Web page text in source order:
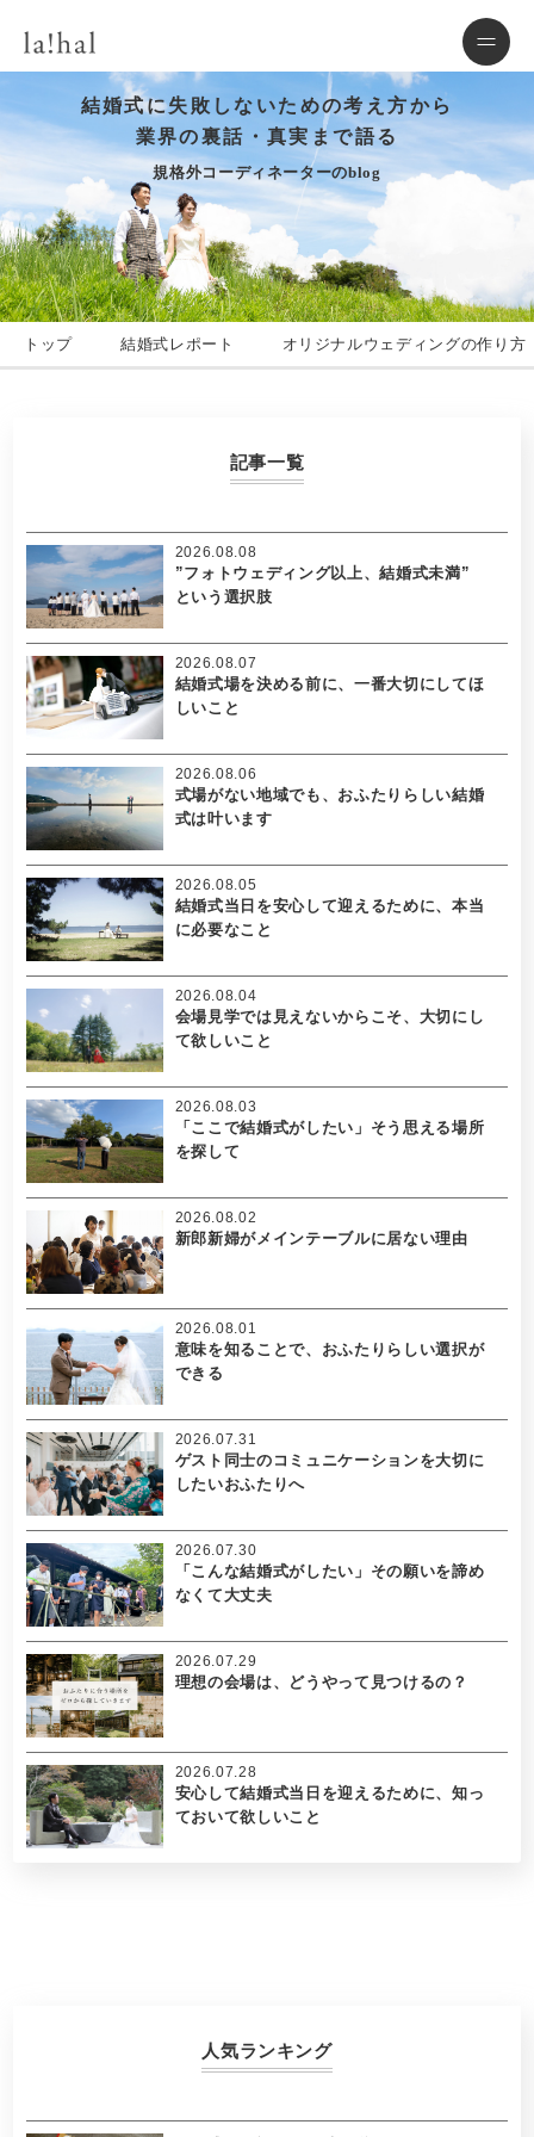
結婚式に失敗しないための考え方から
業界の裏話・真実まで語る
規格外コーディネーターのblog
トップ 結婚式レポート オリジナルウェディングの作り方
記事一覧
”フォトウェディング以上、結婚式未満”
という選択肢
2026.08.08
結婚式場を決める前に、一番大切にしてほ
しいこと
2026.08.07
式場がない地域でも、おふたりらしい結婚
式は叶います
2026.08.06
結婚式当日を安心して迎えるために、本当
に必要なこと
2026.08.05
会場見学では見えないからこそ、大切にし
て欲しいこと
2026.08.04
「ここで結婚式がしたい」そう思える場所
を探して
2026.08.03
新郎新婦がメインテーブルに居ない理由
2026.08.02
意味を知ることで、おふたりらしい選択が
できる
2026.08.01
ゲスト同士のコミュニケーションを大切に
したいおふたりへ
2026.07.31
「こんな結婚式がしたい」その願いを諦め
なくて大丈夫
2026.07.30
理想の会場は、どうやって見つけるの？
2026.07.29
安心して結婚式当日を迎えるために、知っ
ておいて欲しいこと
2026.07.28
人気ランキング